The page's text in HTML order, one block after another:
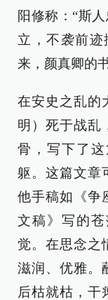
阳修称：“斯
立，不袭前
来，颜真卿的
在安史之乱的
明）死于战乱
骨，写下了
躯。这篇文章
他手稿如《争
文稿》写的
觉。在思念之
滋润、优雅。
后枯就枯，干